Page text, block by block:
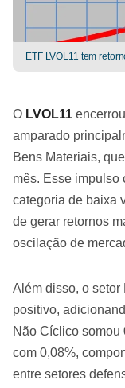
ETF LVOL11 tem
O LVOL11
amparado
Bens Materiais,
mês. Esse impulso
categoria de baixa
de gerar retornos
oscilação de
Além disso, o
positivo,
Não Cíclico somou
com 0,08%,
entre setores